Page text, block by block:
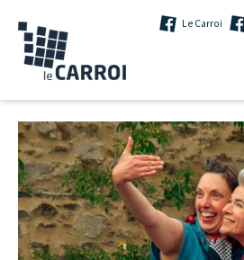
Le Carroi